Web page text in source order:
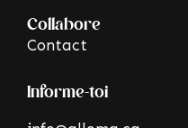
Collabore
Contact
Informe-toi